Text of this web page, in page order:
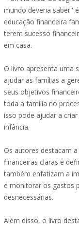
mundo deveria saber"
educação financeira
terem sucesso
em casa.
O livro apresenta uma
ajudar as famílias a
seus objetivos
toda a família no
isso pode ajudar a
infância.
Os autores destacam
financeiras claras e
também enfatizam a
e monitorar os gastos
desnecessárias.
Além disso, o livro